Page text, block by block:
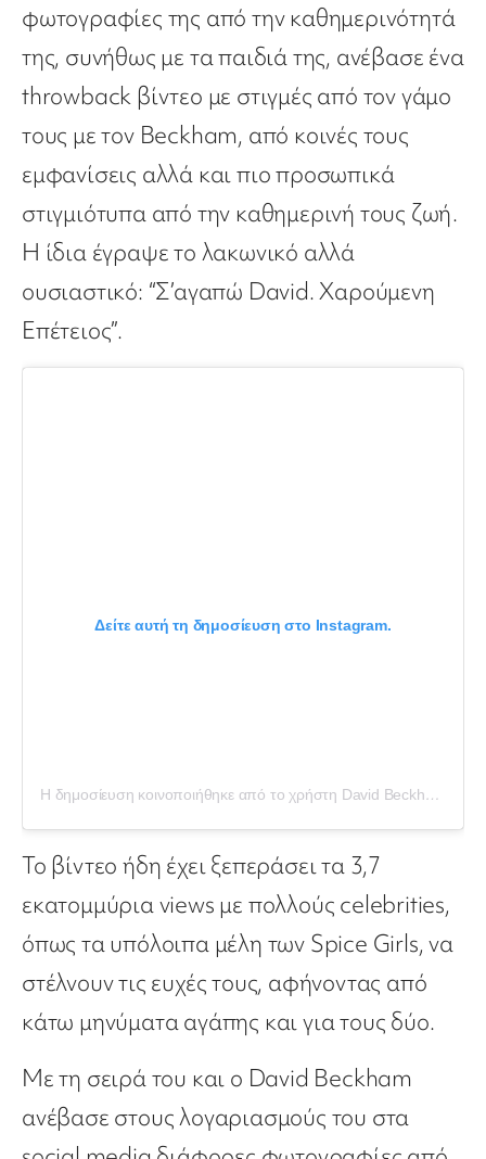
φωτογραφίες της από την καθημερινότητά
της, συνήθως με τα παιδιά της, ανέβασε ένα
throwback βίντεο με στιγμές από τον γάμο
τους με τον Beckham, από κοινές τους
εμφανίσεις αλλά και πιο προσωπικά
στιγμιότυπα από την καθημερινή τους ζωή.
Η ίδια έγραψε το λακωνικό αλλά
ουσιαστικό: “Σ’αγαπώ David. Χαρούμενη
Επέτειος”.
Δείτε αυτή τη δημοσίευση στο Instagram.
Η δημοσίευση κοινοποιήθηκε από το χρήστη David Beckham (@davidbeckham)
Το βίντεο ήδη έχει ξεπεράσει τα 3,7
εκατομμύρια views με πολλούς celebrities,
όπως τα υπόλοιπα μέλη των Spice Girls, να
στέλνουν τις ευχές τους, αφήνοντας από
κάτω μηνύματα αγάπης και για τους δύο.
Με τη σειρά του και ο David Beckham
ανέβασε στους λογαριασμούς του στα